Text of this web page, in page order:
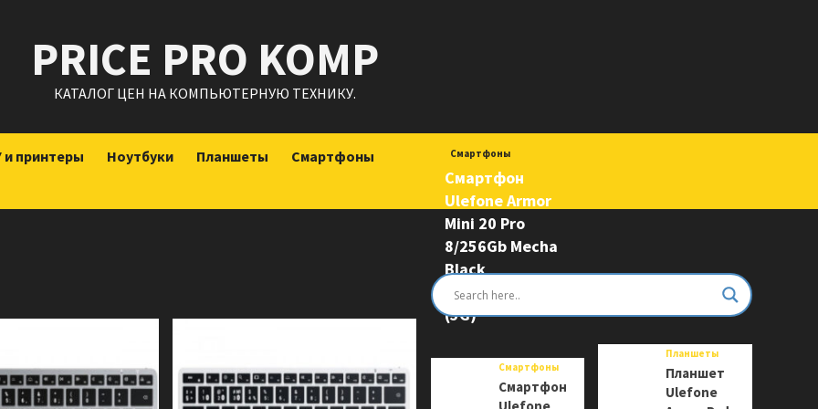
PRICE PRO KOMP
КАТАЛОГ ЦЕН НА КОМПЬЮТЕРНУЮ ТЕХНИКУ.
принтеры Ноутбуки Планшеты Смартфоны Смартфоны
Смартфон
Ulefone Armor
Mini 20 Pro
8/256Gb Mecha
Black
6975326663243
(5G)
Смартфоны
Смартфон
Планшеты
Планшет
Ulefone